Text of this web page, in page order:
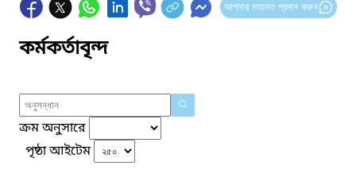
আপনার মতামত প্রদান করুন
কর্মকর্তাবৃন্দ
ক্রম অনুসারে
পৃষ্ঠা আইটেম